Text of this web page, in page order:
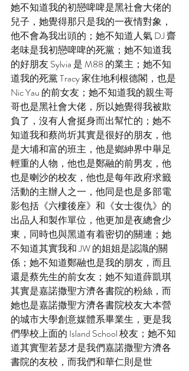
她不知道我的初戀啤啤是黑社會大佬的
兒子，她覺得那只是我的一夜情對象，
他不會為我出頭的；她不知道人氣 DJ 齋
老味是我初戀啤啤的死黨；她不知道我
的好朋友 Sylvia 是 M88 的業主；她不知
道我的死黨 Tracy 家住地利根德閣，也是
Nic Yau 的前女友；她不知道我的親生哥
哥也是黑社會大佬，所以她覺得我被欺
負了，沒有人會挺身而出幫忙的；她不
知道我和蔡尚圻其實是很好的朋友，他
是大埔和富的班主，他是鄉紳界中舉足
輕重的人物，他也是鄭融的前男友，他
也是喇沙的校友，他也是每年政府求籤
活動的主辦人之一，他同是也是多部電
影包括《六樓後座》和《女士復仇》的
出品人和製作單位，他更加是夜總會少
東，同時也與黑道有着密切的關連；她
不知道其實我和 JW 的姐姐是認識的關
係；她不知道鄭融也是我的朋友，而且
還是蔡先生的前女友；她不知道薛凱琪
其實是嘉諾撒聖方濟各書院的粉絲，而
她也是嘉諾撒聖方濟各書院校友大本營
的城市大學創意媒體系畢業生，更是我
們學校上面的 Island School 校友；她不知
道其實聖若瑟才是我們嘉諾撒聖方濟各
書院的友校，而我們和華仁則是世